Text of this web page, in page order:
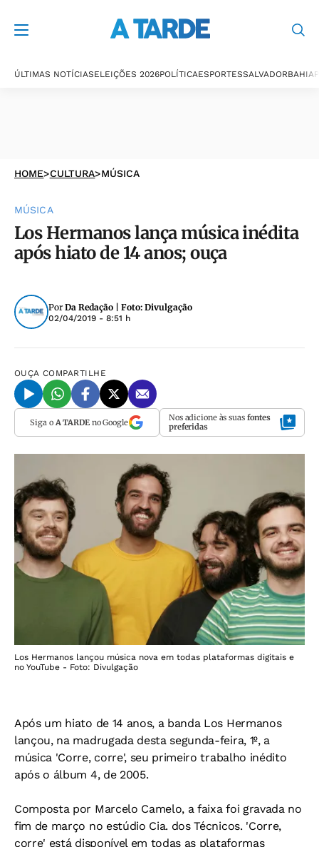
ÚLTIMAS NOTÍCIASELEIÇÕES 2026POLÍTICAESPORTESSALVADORBAHIA
HOME>CULTURA>MÚSICA
MÚSICA
Los Hermanos lança música inédita
após hiato de 14 anos; ouça
Por Da Redação | Foto: Divulgação
02/04/2019 - 8:51 h
OUÇA COMPARTILHE
Siga o A TARDEno Google Nos adicione às suas fontes
preferidas
Los Hermanos lançou música nova em todas plataformas digitais e
no YouTube - Foto: Divulgação
Após um hiato de 14 anos, a banda Los Hermanos
lançou, na madrugada desta segunda-feira, 1º, a
música 'Corre, corre', seu primeiro trabalho inédito
após o álbum 4, de 2005.
Composta por Marcelo Camelo, a faixa foi gravada no
fim de março no estúdio Cia. dos Técnicos. 'Corre,
corre' está disponível em todas as plataformas